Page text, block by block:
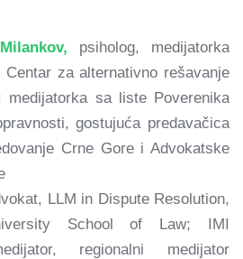
psiholog, medijatorka
za alternativno rešavanje
medijatorka sa liste Poverenika
gostujuća predavačica
Crne Gore i Advokatske
LLM in Dispute Resolution,
School of Law; IMI
regionalni medijator